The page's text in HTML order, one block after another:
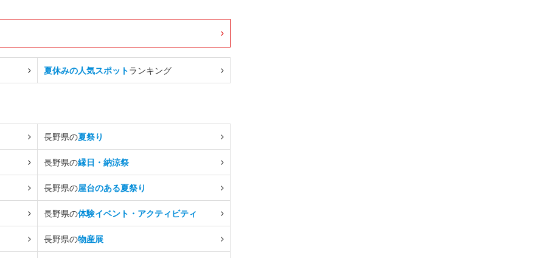
夏休みの人気スポットランキング
長野県の夏祭り
長野県の縁日・納涼祭
長野県の屋台のある夏祭り
長野県の体験イベント・アクティビティ
長野県の物産展